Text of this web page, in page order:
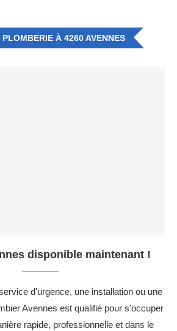
PLOMBERIE À 4260 AVENNES
disponible maintenant !
d'urgence, une installation ou une
Avennes est qualifié pour s'occuper
rapide, professionnelle et dans le